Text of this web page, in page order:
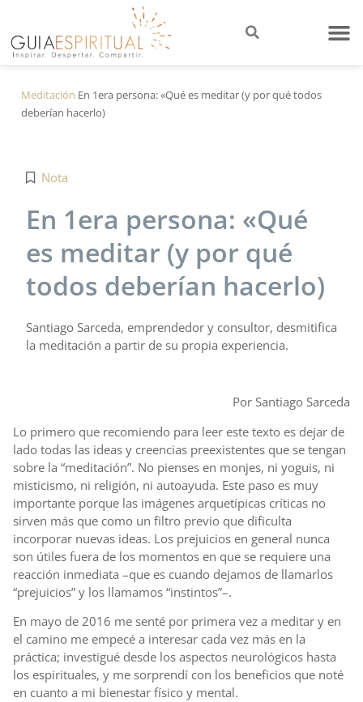
Meditación En 1era persona: «Qué es meditar (y por qué todos
deberían hacerlo)
Nota
En 1era persona: «Qué
es meditar (y por qué
todos deberían hacerlo)
Santiago Sarceda, emprendedor y consultor, desmitifica
la meditación a partir de su propia experiencia.
Por Santiago Sarceda
Lo primero que recomiendo para leer este texto es dejar de
lado todas las ideas y creencias preexistentes que se tengan
sobre la “meditación”. No pienses en monjes, ni yoguis, ni
misticismo, ni religión, ni autoayuda. Este paso es muy
importante porque las imágenes arquetípicas críticas no
sirven más que como un filtro previo que dificulta
incorporar nuevas ideas. Los prejuicios en general nunca
son útiles fuera de los momentos en que se requiere una
reacción inmediata –que es cuando dejamos de llamarlos
“prejuicios” y los llamamos “instintos”–.
En mayo de 2016 me senté por primera vez a meditar y en
el camino me empecé a interesar cada vez más en la
práctica; investigué desde los aspectos neurológicos hasta
los espirituales, y me sorprendí con los beneficios que noté
en cuanto a mi bienestar físico y mental.